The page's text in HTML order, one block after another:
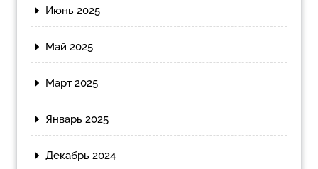
Июнь 2025
Май 2025
Март 2025
Январь 2025
Декабрь 2024